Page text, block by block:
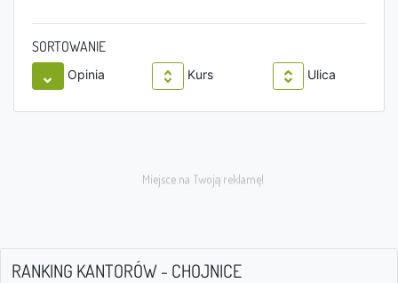
SORTOWANIE
Opinia Kurs Ulica
RANKING KANTORÓW - CHOJNICE